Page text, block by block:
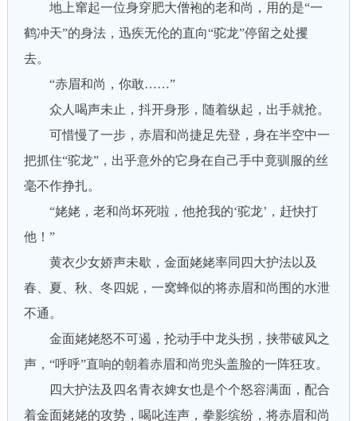
地上窜起一位身穿肥大僧袍的老和尚，用的是“一
鹤冲天”的身法，迅疾无伦的直向“驼龙”停留之处攫
去。
“赤眉和尚，你敢……”
众人喝声未止，抖开身形，随着纵起，出手就抢。
可惜慢了一步，赤眉和尚捷足先登，身在半空中一
把抓住“驼龙”，出乎意外的它身在自己手中竟驯服的丝
毫不作挣扎。
“姥姥，老和尚坏死啦，他抢我的‘驼龙’，赶快打
他！”
黄衣少女娇声未歇，金面姥姥率同四大护法以及
春、夏、秋、冬四妮，一窝蜂似的将赤眉和尚围的水泄
不通。
金面姥姥怒不可遏，抡动手中龙头拐，挟带破风之
声，“呼呼”直响的朝着赤眉和尚兜头盖脸的一阵狂攻。
四大护法及四名青衣婢女也是个个怒容满面，配合
着金面姥姥的攻势，喝叱连声，拳影缤纷，将赤眉和尚